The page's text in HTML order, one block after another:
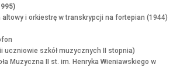
i orkiestrę w transkrypcji na fortepian (1944)
uczniowie szkół muzycznych II stopnia)
Muzyczna II st. im. Henryka Wieniawskiego w